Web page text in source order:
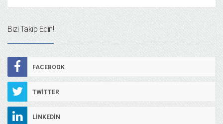
Bizi Takip Edin!
FACEBOOK
TWITTER
LINKEDIN